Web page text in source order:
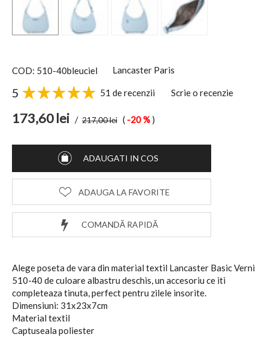
COD: 510-40bleuciel Lancaster Paris
5 51 de recenzii Scrie o recenzie
173,60lei / 217,00lei ( -20 % )
ADAUGATI IN COS
COMANDĂ RAPIDĂ
ADAUGA LA FAVORITE
Alege poseta de vara din material textil Lancaster Basic Verni
510-40 de culoare albastru deschis, un accesoriu ce iti
completeaza tinuta, perfect pentru zilele insorite.
Dimensiuni: 31x23x7cm
Material textil
Captuseala poliester